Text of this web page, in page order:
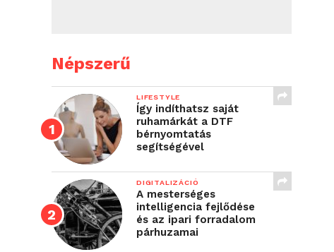
Népszerű
LIFESTYLE
Így indíthatsz saját
ruhamárkát a DTF
bérnyomtatás
segítségével
DIGITALIZÁCIÓ
A mesterséges
intelligencia fejlődése
és az ipari forradalom
párhuzamai